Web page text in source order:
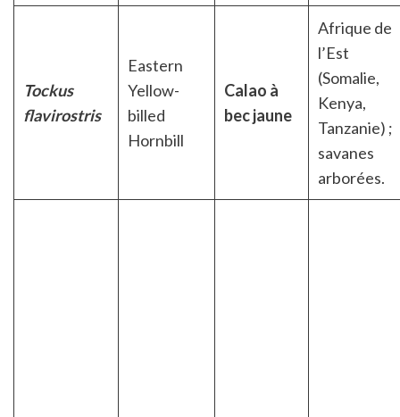
Tockus
flavirostris
Eastern
Yellow-
billed
Hornbill
Calao à
bec jaune
Afrique de
l’Est
(Somalie,
Kenya,
Tanzanie) ;
savanes
arborées.